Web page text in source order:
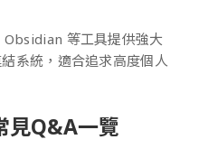
等工具提供強大
系統，適合追求高度個人
見Q&A一覽